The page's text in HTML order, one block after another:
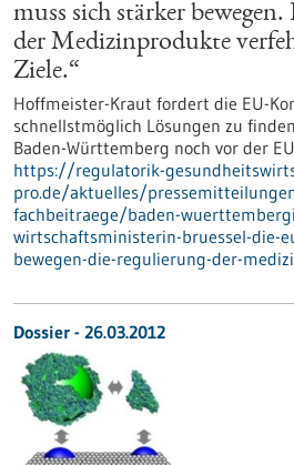
muss sich stärker
der Medizinprodukte
Ziele.“
Hoffmeister-Kraut fordert die EU-
schnellstmöglich Lösungen zu
Baden-Württemberg noch vor der
https://regulatorik-
pro.de/aktuelles/
fachbeitraege/baden-
wirtschaftsministerin-bruessel-die-
bewegen-die-regulierung-der-
Dossier - 26.03.2012